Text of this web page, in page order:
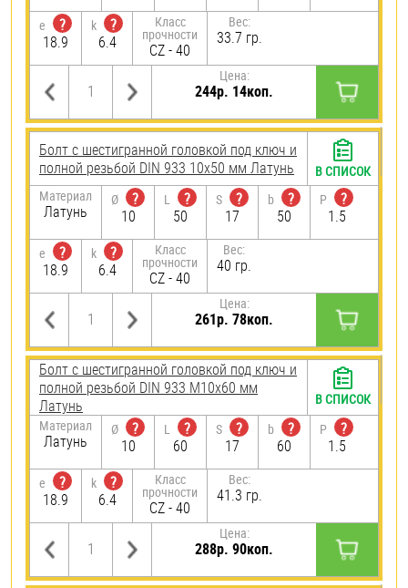
e
?
18.9
k
?
6.4
Класс
прочности
CZ - 40
Вес:
33.7 гр.
Цена:
244р. 14коп.
Болт с шестигранной головкой под ключ и
полной резьбой DIN 933 10х50 мм Латунь
Материал
Латунь
Ø
?
10
L
?
50
S
?
17
b
?
50
P
?
1.5
e
?
18.9
k
?
6.4
Класс
прочности
CZ - 40
Вес:
40 гр.
Цена:
261р. 78коп.
В СПИСОК
Болт с шестигранной головкой под ключ и
полной резьбой DIN 933 М10х60 мм
Латунь
Материал
Латунь
Ø
?
10
L
?
60
S
?
17
b
?
60
P
?
1.5
e
?
18.9
k
?
6.4
Класс
прочности
CZ - 40
Вес:
41.3 гр.
Цена:
288р. 90коп.
В СПИСОК